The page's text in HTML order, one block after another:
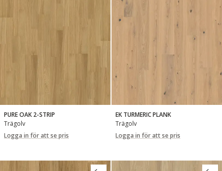
PURE OAK 2-STRIP
Trägolv
Logga in för att se pris
EK TURMERIC PLANK
Trägolv
Logga in för att se pris